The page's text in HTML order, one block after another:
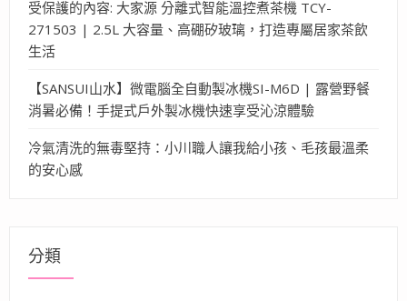
受保護的內容: 大家源 分離式智能溫控煮茶機 TCY-
271503 | 2.5L 大容量、高硼矽玻璃，打造專屬居家茶飲
生活
【SANSUI山水】微電腦全自動製冰機SI-M6D | 露營野餐
消暑必備！手提式戶外製冰機快速享受沁涼體驗
冷氣清洗的無毒堅持：小川職人讓我給小孩、毛孩最溫柔
的安心感
分類